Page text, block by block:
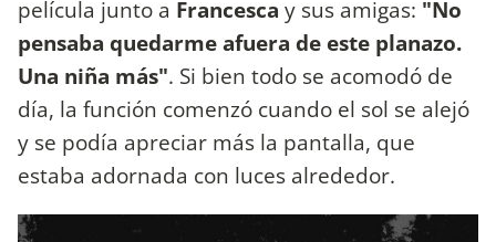
película junto a Francesca y sus amigas: "No
pensaba quedarme afuera de este planazo.
Una niña más". Si bien todo se acomodó de
día, la función comenzó cuando el sol se alejó
y se podía apreciar más la pantalla, que
estaba adornada con luces alrededor.